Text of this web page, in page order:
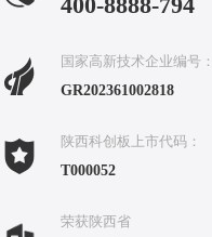
国家高新技术企业编号：
GR202361002818
陕西科创板上市代码：
T000052
荣获陕西省